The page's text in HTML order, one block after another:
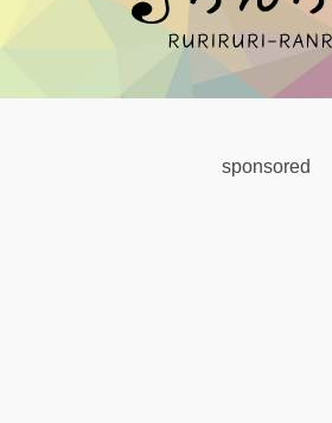
sponsored